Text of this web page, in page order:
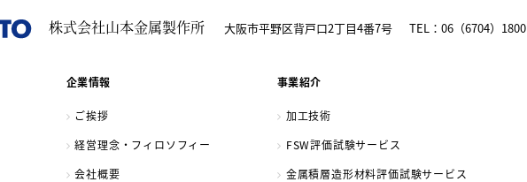
株式会社山本金属製作所 大阪市平野区背戸口2丁目4番7号 TEL：06（6704）1800
企業情報
ご挨拶
経営理念・フィロソフィー
会社概要
事業紹介
加工技術
FSW評価試験サービス
金属積層造形材料評価試験サービス